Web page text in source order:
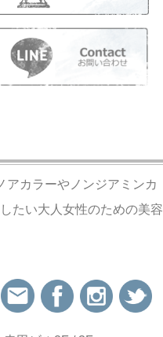
アカラーやノンジアミンカ
たい大人女性のための美容